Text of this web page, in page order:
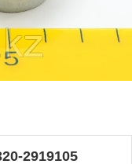
2919105